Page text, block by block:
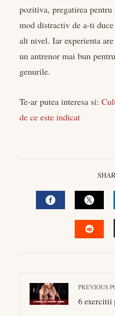
pozitiva, pregatirea
mod distractiv de a-ti
alt nivel. Iar experienta
un antrenor mai bun
genurile.
Te-ar putea interesa si:
de ce este indicat
FACEBOOK
PREVIOUS
6 exercitii